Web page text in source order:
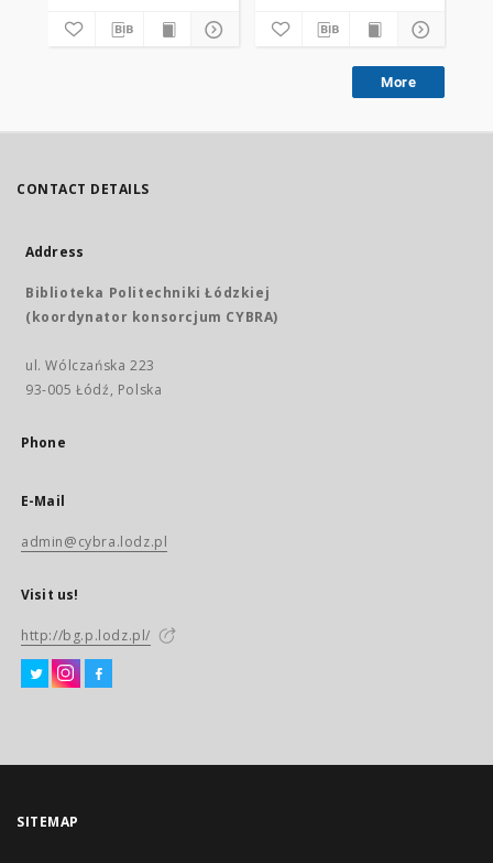
More
CONTACT DETAILS
Address
Biblioteka Politechniki Łódzkiej
(koordynator konsorcjum CYBRA)
ul. Wólczańska 223
93-005 Łódź, Polska
Phone
E-Mail
admin@cybra.lodz.pl
Visit us!
http://bg.p.lodz.pl/
SITEMAP